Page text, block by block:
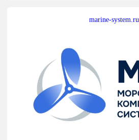
marine-system.ru